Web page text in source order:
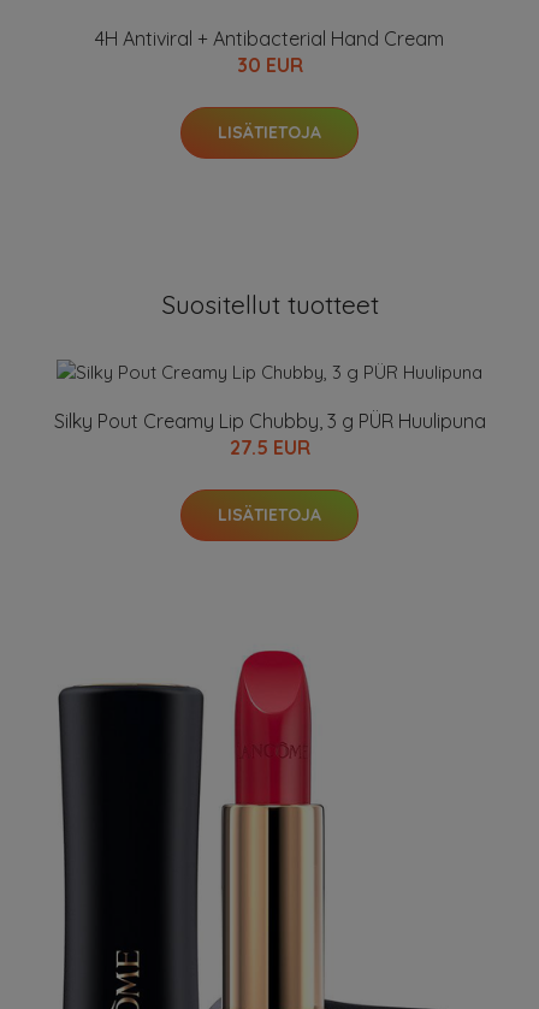
4H Antiviral + Antibacterial Hand Cream
30 EUR
LISÄTIETOJA
Suositellut tuotteet
Silky Pout Creamy Lip Chubby, 3 g PÜR Huulipuna
27.5 EUR
LISÄTIETOJA